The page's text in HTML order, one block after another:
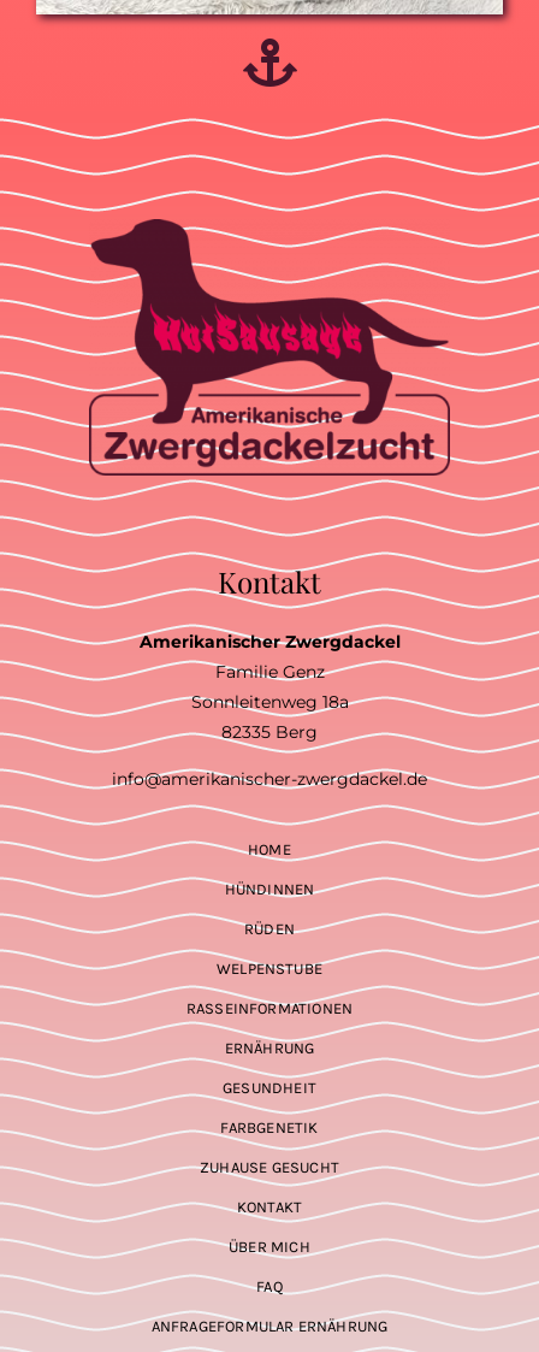
Kontakt
Amerikanischer Zwergdackel
Familie Genz
Sonnleitenweg 18a
82335 Berg
info@amerikanischer-zwergdackel.de
HOME
HÜNDINNEN
RÜDEN
WELPENSTUBE
RASSEINFORMATIONEN
ERNÄHRUNG
GESUNDHEIT
FARBGENETIK
ZUHAUSE GESUCHT
KONTAKT
ÜBER MICH
FAQ
ANFRAGEFORMULAR ERNÄHRUNG